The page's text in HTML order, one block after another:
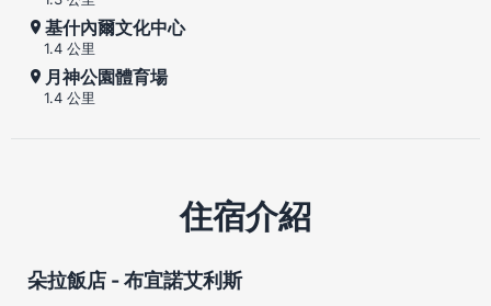
基什內爾文化中心
1.4 公里
月神公園體育場
1.4 公里
住宿介紹
朵拉飯店 - 布宜諾艾利斯